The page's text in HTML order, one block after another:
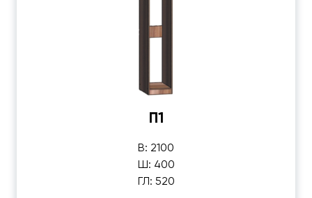
П1
В: 2100
Ш: 400
ГЛ: 520